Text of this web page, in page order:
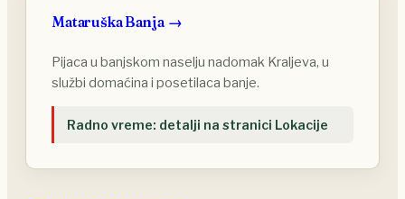
Mataruška Banja
Pijaca u banjskom naselju nadomak Kraljeva, u
službi domaćina i posetilaca banje.
Radno vreme: detalji na stranici Lokacije